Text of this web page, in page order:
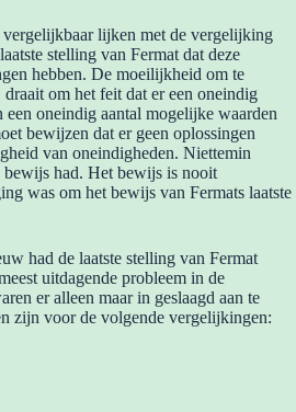
lijken met de vergelijking
stelling van Fermat dat deze
hebben. De moeilijkheid om te
om het feit dat er een oneindig
oneindig aantal mogelijke waarden
bewijzen dat er geen oplossingen
van oneindigheden. Niettemin
bewijs had. Het bewijs is nooit
was om het bewijs van Fermats laatste
had de laatste stelling van Fermat
uitdagende probleem in de
er alleen maar in geslaagd aan te
zijn voor de volgende vergelijkingen: